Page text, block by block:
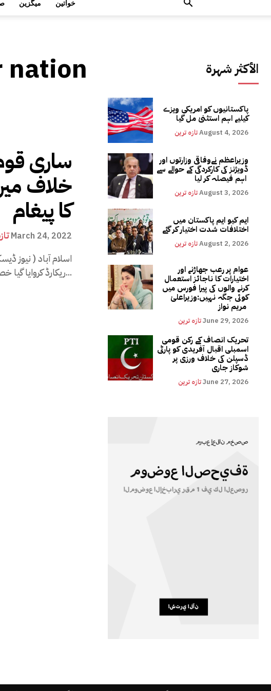
میگزین خواتین
nation
خلاف
کا پیغام
March 24, 2022
اسلام آباد ( نیوز
ریکارڈ کروایا گیا خصوصی پیغام سوشل میڈیا، ریڈیو...
الأكثر شهرة
پاکستانیوں کو امریکی ویزے
کیلیے اہم استثنیٰ مل گیا
تازہ ترینAugust 4, 2026
وزیراعظم نےوفاقی وزارتوں اور
ڈویژنز کی کارکردگی کے حوالے سے
تازہ ترینAugust 3, 2026
ایم کیو ایم پاکستان میں
اختلافات شدت اختیار کر گئے
تازہ ترینAugust 2, 2026
عوام پر رعب جھاڑنے اور
اختیارات کا ناجائز استعمال
کرنے والوں کی پیرا فورس میں
کوئی جگہ نہیں:وزیراعلیٰ
تازہ ترینJune 29, 2026
تحریک انصاف کے رکن قومی
اسمبلی اقبال آفریدی کو پارٹی
ڈسپلن کی خلاف ورزی پر
شوکاز جاری
تازہ ترینJune 27, 2026